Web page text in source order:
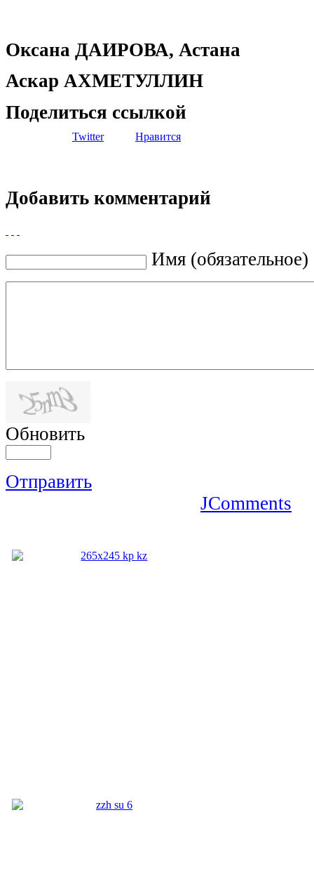
Оксана ДАИРОВА, Астана
Аскар АХМЕТУЛЛИН
Поделиться ссылкой
Twitter Нравится
Добавить комментарий
Имя (обязательное)
Обновить
Отправить
JComments